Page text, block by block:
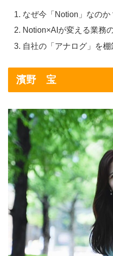
なぜ今「Notion」なのか
Notion×AIが変える業務
自社の「アナログ」を棚
濱野 宝